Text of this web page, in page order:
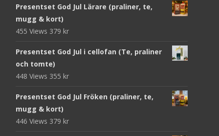
Presentset God Jul Lärare (praliner, te,
mugg & kort)
455 Views 379 kr
Presentset God Jul i cellofan (Te, praliner
och tomte)
448 Views 355 kr
Presentset God Jul Fröken (praliner, te,
mugg & kort)
446 Views 379 kr